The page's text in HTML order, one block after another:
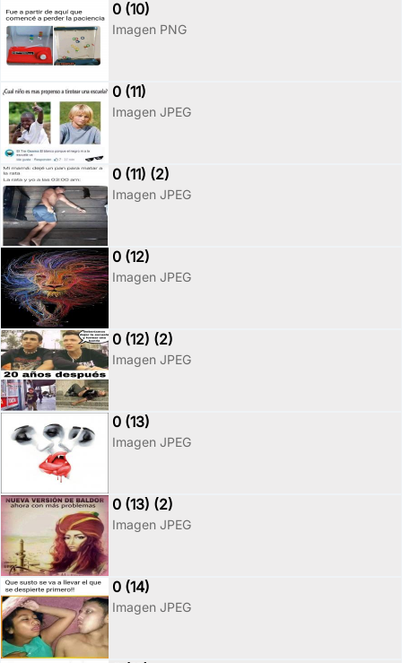
0 (10)
Imagen PNG
0 (11)
Imagen JPEG
0 (11) (2)
Imagen JPEG
0 (12)
Imagen JPEG
0 (12) (2)
Imagen JPEG
0 (13)
Imagen JPEG
0 (13) (2)
Imagen JPEG
0 (14)
Imagen JPEG